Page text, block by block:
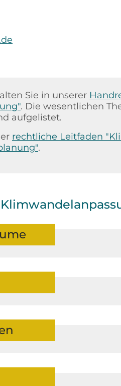
Sie in unserer
. Die wesentlichen
aufgelistet.
rechtliche Leitfaden
.